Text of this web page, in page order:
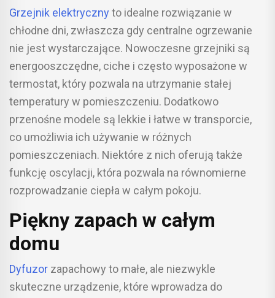
Grzejnik elektrycznyto idealne rozwiązanie w
chłodne dni, zwłaszcza gdy centralne ogrzewanie
nie jest wystarczające. Nowoczesne grzejniki są
energooszczędne, ciche i często wyposażone w
termostat, który pozwala na utrzymanie stałej
temperatury w pomieszczeniu. Dodatkowo
przenośne modele są lekkie i łatwe w transporcie,
co umożliwia ich używanie w różnych
pomieszczeniach. Niektóre z nich oferują także
funkcję oscylacji, która pozwala na równomierne
rozprowadzanie ciepła w całym pokoju.
Piękny zapach w całym
domu
Dyfuzor zapachowy to małe, ale niezwykle
skuteczne urządzenie, które wprowadza do